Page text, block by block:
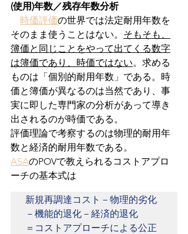
(使用)年数／残存年数分析
時価評価の世界では法定耐用年数を
そのまま使うことはない。 そもそも、
簿価と同じことをやって出てくる数字
は簿価であり、時価ではない。求める
ものは「個別的耐用年数」である。時
価と簿価が異なるのは当然であり、事
実に即した専門家の分析があって導き
出されるのが時価である。
評価理論で考察するのは物理的耐用年
数と経済的耐用年数である。
ASAのPOVで教えられるコストアプロ
ーチの基本式は
新規再調達コスト－物理的劣化
－機能的退化－経済的退化
＝コストアプローチによる公正